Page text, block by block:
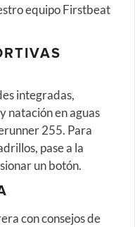
equipo Firstbeat
integradas,
natación en aguas
255. Para
pase a la
un botón.
con consejos de